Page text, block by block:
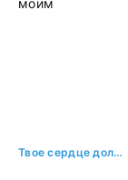
Твое сердце должно быть моим